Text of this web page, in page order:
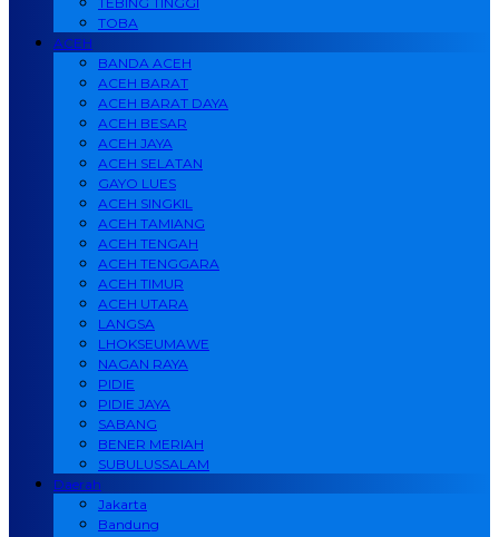
TOBA
ACEH
BANDA ACEH
ACEH BARAT
ACEH BARAT DAYA
ACEH BESAR
ACEH JAYA
ACEH SELATAN
GAYO LUES
ACEH SINGKIL
ACEH TAMIANG
ACEH TENGAH
ACEH TENGGARA
ACEH TIMUR
ACEH UTARA
LANGSA
LHOKSEUMAWE
NAGAN RAYA
PIDIE
PIDIE JAYA
SABANG
BENER MERIAH
SUBULUSSALAM
Daerah
Jakarta
Bandung